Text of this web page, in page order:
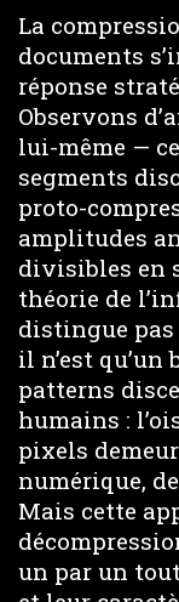
La
documents
réponse
Observons
lui-même —
segments
proto-
amplitudes
divisibles en
théorie de
distingue
il n’est
patterns
humains :
pixels
numérique,
Mais cette
un par un